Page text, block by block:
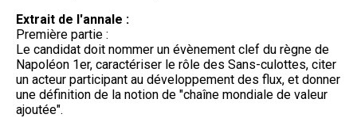
Extrait de l'annale :
Première partie :
Le candidat doit nommer un évènement clef du règne de
Napoléon 1er, caractériser le rôle des Sans-culottes, citer
un acteur participant au développement des flux, et donner
une définition de la notion de "chaîne mondiale de valeur
ajoutée".